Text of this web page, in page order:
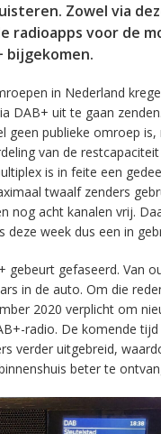
Zowel via
radioapps voor de
bijgekomen.
in Nederland
DAB+ uit te gaan
geen publieke omroep
van de
is in feite een
twaalf zenders
nog acht kanalen vrij.
deze week dus een in
gebeurt gefaseerd. Van
in de auto. Om die
2020 verplicht om
radio. De komende
verder uitgebreid,
beter te